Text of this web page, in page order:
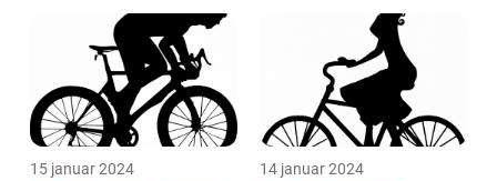
15 januar 2024 14 januar 2024